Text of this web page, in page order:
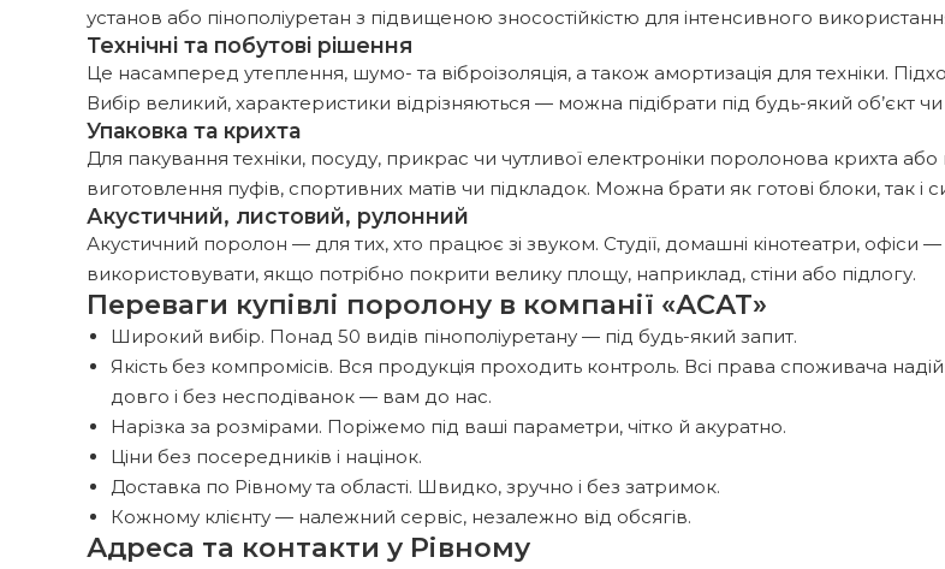
установ або пінополіуретан з підвищеною зносостійкістю для інтенсивного
Технічні та побутові рішення
Це насамперед утеплення, шумо- та віброізоляція, а також амортизація для техніки.
Вибір великий, характеристики відрізняються — можна підібрати під будь-який об’єкт чи
Упаковка та крихта
Для пакування техніки, посуду, прикрас чи чутливої електроніки поролонова крихта
виготовлення пуфів, спортивних матів чи підкладок. Можна брати як готові блоки, так
Акустичний, листовий, рулонний
Акустичний поролон — для тих, хто працює зі звуком. Студії, домашні кінотеатри, офіси
використовувати, якщо потрібно покрити велику площу, наприклад, стіни або підлогу.
Переваги купівлі поролону в компанії «АСАТ»
Широкий вибір. Понад 50 видів пінополіуретану — під будь-який запит.
Якість без компромісів. Вся продукція проходить контроль. Всі права споживача
довго і без несподіванок — вам до нас.
Нарізка за розмірами. Поріжемо під ваші параметри, чітко й акуратно.
Ціни без посередників і націнок.
Доставка по Рівному та області. Швидко, зручно і без затримок.
Кожному клієнту — належний сервіс, незалежно від обсягів.
Адреса та контакти у Рівному